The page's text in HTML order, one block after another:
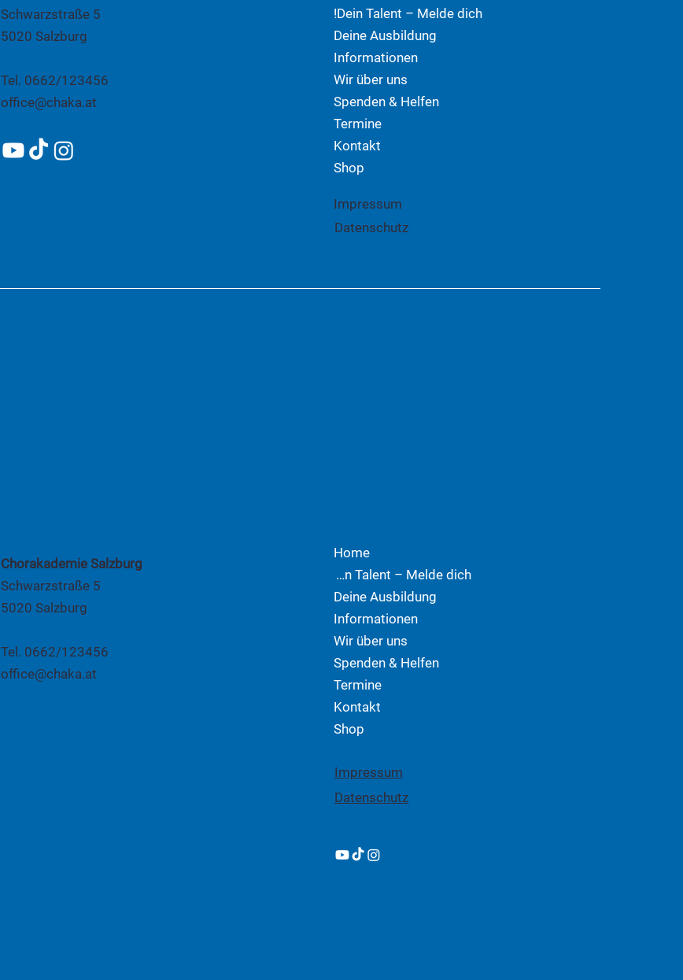
Schwarzstraße 5
5020 Salzburg
Tel. 0662/123456
office@chaka.at
Dein Talent – Melde dich!
Deine Ausbildung
Informationen
Wir über uns
Spenden & Helfen
Termine
Kontakt
Shop
Impressum
Datenschutz
Chorakademie Salzburg
Schwarzstraße 5
5020 Salzburg
Tel. 0662/123456
office@chaka.at
Home
Dein Talent – Melde dich!
Deine Ausbildung
Informationen
Wir über uns
Spenden & Helfen
Termine
Kontakt
Shop
Impressum
Datenschutz